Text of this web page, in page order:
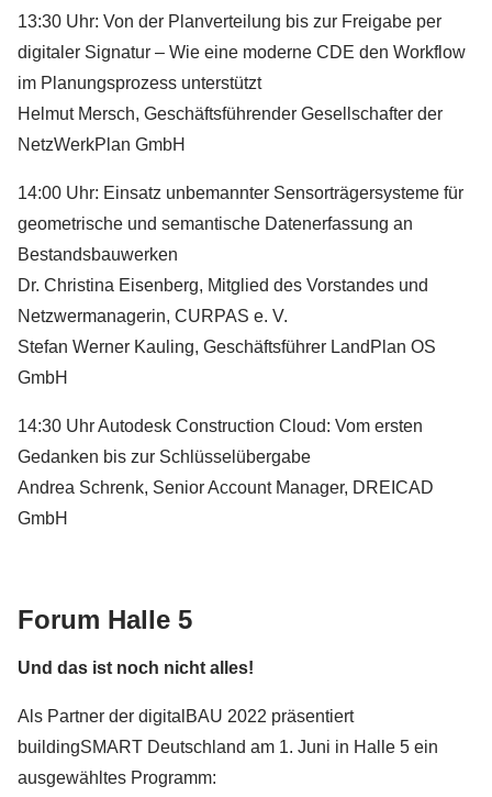
13:30 Uhr: Von der Planverteilung bis zur Freigabe per
digitaler Signatur – Wie eine moderne CDE den Workflow
im Planungsprozess unterstützt
Helmut Mersch, Geschäftsführender Gesellschafter der
NetzWerkPlan GmbH
14:00 Uhr: Einsatz unbemannter Sensorträgersysteme für
geometrische und semantische Datenerfassung an
Bestandsbauwerken
Dr. Christina Eisenberg, Mitglied des Vorstandes und
Netzwermanagerin, CURPAS e. V.
Stefan Werner Kauling, Geschäftsführer LandPlan OS
GmbH
14:30 Uhr Autodesk Construction Cloud: Vom ersten
Gedanken bis zur Schlüsselübergabe
Andrea Schrenk, Senior Account Manager, DREICAD
GmbH
Messestand von buildingSMART Deutschland und
Bildcredit: buildingSMART Deutschland e. V.
Forum Halle 5
Und das ist noch nicht alles!
Als Partner der digitalBAU 2022 präsentiert
buildingSMART Deutschland am 1. Juni in Halle 5 ein
ausgewähltes Programm: